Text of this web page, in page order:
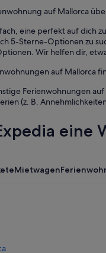
auf Mallorca
eine perfekt auf dich
5-Sterne-Optionen zu
Wir helfen dir,
auf Mallorca
Ferienwohnungen
(z. B.
eine
Mietwagen